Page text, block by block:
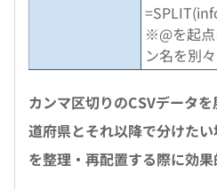
※@を起
ン名を別
カンマ区切りのCSVデータ
道府県とそれ以降で分けた
を整理・再配置する際に効果